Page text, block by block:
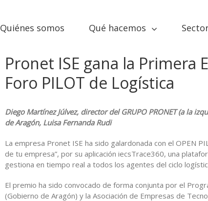
Quiénes somos Qué hacemos
Pronet ISE gana la Primera
Foro PILOT de Logística
Diego Martínez Júlvez, director del GRUPO PRONET (a la
de Aragón, Luisa Fernanda Rudi
La empresa Pronet ISE ha sido galardonada con el OPEN
de tu empresa”, por su aplicación iecsTrace360, una
gestiona en tiempo real a todos los agentes del ciclo
El premio ha sido convocado de forma conjunta por el
(Gobierno de Aragón) y la Asociación de Empresas de